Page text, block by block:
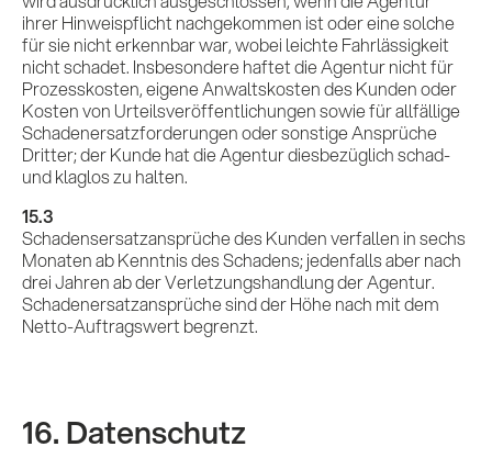
ihrer Hinweispflicht nachgekommen ist oder eine solche
für sie nicht erkennbar war, wobei leichte Fahrlässigkeit
nicht schadet. Insbesondere haftet die Agentur nicht für
Prozesskosten, eigene Anwaltskosten des Kunden oder
Kosten von Urteilsveröffentlichungen sowie für allfällige
Schadenersatzforderungen oder sonstige Ansprüche
Dritter; der Kunde hat die Agentur diesbezüglich schad-
und klaglos zu halten.
15.3
Schadensersatzansprüche des Kunden verfallen in sechs
Monaten ab Kenntnis des Schadens; jedenfalls aber nach
drei Jahren ab der Verletzungshandlung der Agentur.
Schadenersatzansprüche sind der Höhe nach mit dem
Netto-Auftragswert begrenzt.
16. Datenschutz